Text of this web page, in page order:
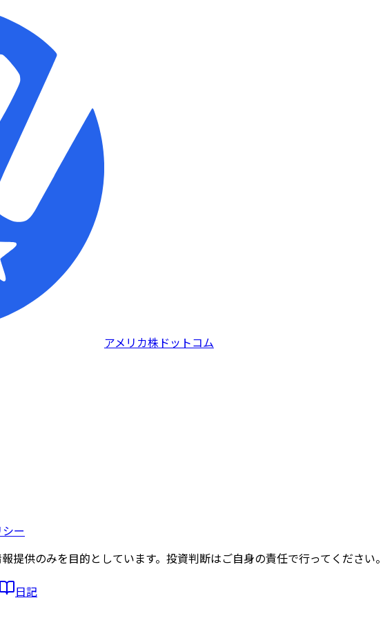
アメリカ株ドットコム
ー
提供のみを目的としています。投資判断はご自身の責任で行ってください。
日記